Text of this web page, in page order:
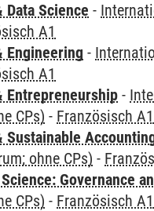
Science -
A1
Engineering -
A1
Entrepreneurship -
CPs) - Französisch A1
ohne CPs) -
Governance
CPs) - Französisch A1